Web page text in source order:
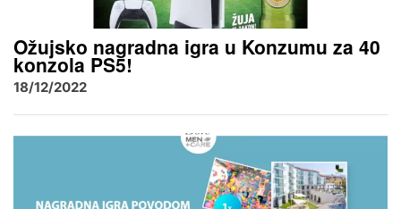
Ožujsko nagradna igra u Konzumu za 40
konzola PS5!
18/12/2022